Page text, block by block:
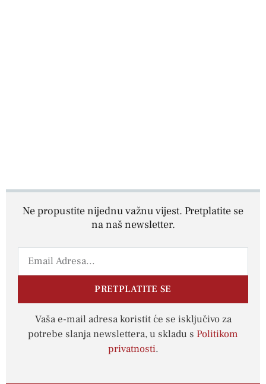
Ne propustite nijednu važnu vijest. Pretplatite se
na naš newsletter.
PRETPLATITE SE
Vaša e-mail adresa koristit će se isključivo za
potrebe slanja newslettera, u skladu s Politikom
privatnosti.